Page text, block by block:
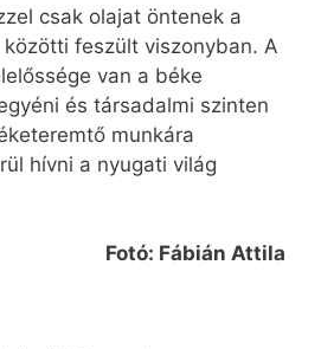
csak olajat öntenek a
feszült viszonyban. A
van a béke
és társadalmi szinten
munkára
hívni a nyugati világ
Fotó: Fábián Attila